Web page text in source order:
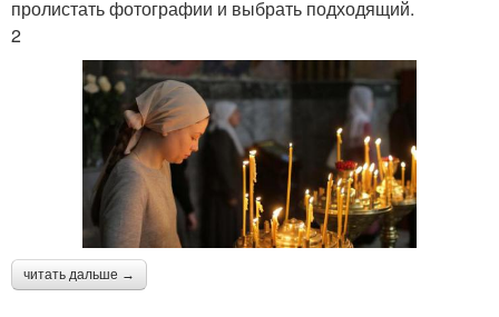
пролистать фотографии и выбрать подходящий.
2
читать дальше →